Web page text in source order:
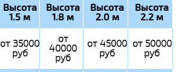
Высота
1.5 м
Высота
1.8 м
Высота
2.0 м
Высота
2.2 м
от 35000
руб
от
40000
руб
от 45000
руб
от 50000
руб